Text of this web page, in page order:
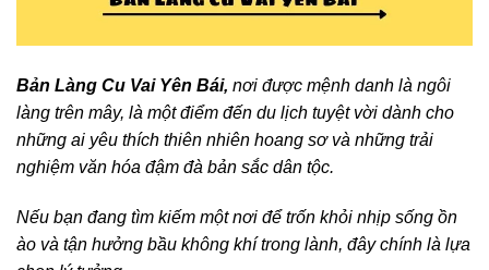
Bản Làng Cu Vai Yên Bái, nơi được mệnh danh là ngôi
làng trên mây, là một điểm đến du lịch tuyệt vời dành cho
những ai yêu thích thiên nhiên hoang sơ và những trải
nghiệm văn hóa đậm đà bản sắc dân tộc.
Nếu bạn đang tìm kiếm một nơi để trốn khỏi nhịp sống ồn
ào và tận hưởng bầu không khí trong lành, đây chính là lựa